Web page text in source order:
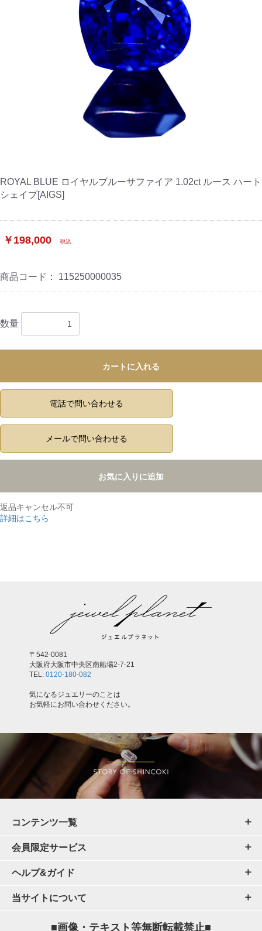
ROYAL BLUE ロイヤルブルーサファイア 1.02ct ルース ハート
シェイプ[AIGS]
￥198,000 税込
商品コード： 115250000035
数量
カートに入れる
電話で問い合わせる
メールで問い合わせる
お気に入りに追加
返品キャンセル不可
詳細はこちら
〒542-0081
大阪府大阪市中央区南船場2-7-21
TEL: 0120-180-082
気になるジュエリーのことは
お気軽にお問い合わせください。
コンテンツ一覧
会員限定サービス
ヘルプ&ガイド
当サイトについて
■画像・テキスト等無断転載禁止■